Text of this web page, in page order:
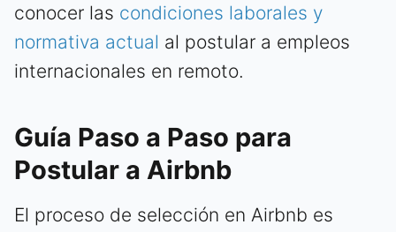
conocer las condiciones laborales y
normativa actual al postular a empleos
internacionales en remoto.
Guía Paso a Paso para
Postular a Airbnb
El proceso de selección en Airbnb es